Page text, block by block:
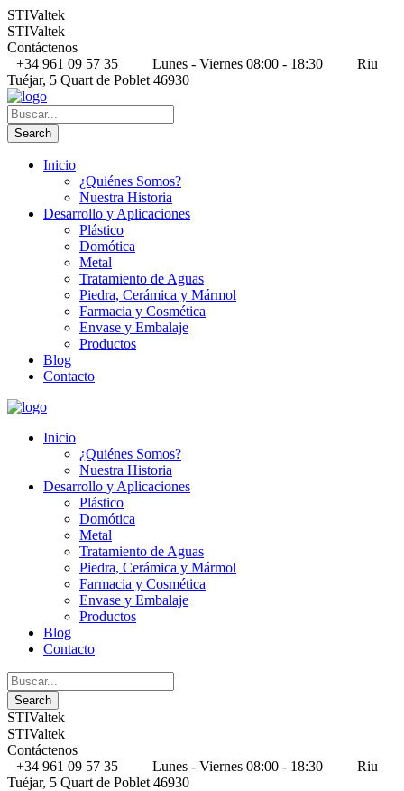
STIValtek
STIValtek
Contáctenos
+34 961 09 57 35
Lunes - Viernes 08:00 - 18:30
Riu
Tuéjar, 5 Quart de Poblet 46930
Inicio
¿Quiénes Somos?
Nuestra Historia
Desarrollo y Aplicaciones
Plástico
Domótica
Metal
Tratamiento de Aguas
Piedra, Cerámica y Mármol
Farmacia y Cosmética
Envase y Embalaje
Productos
Blog
Contacto
Inicio
¿Quiénes Somos?
Nuestra Historia
Desarrollo y Aplicaciones
Plástico
Domótica
Metal
Tratamiento de Aguas
Piedra, Cerámica y Mármol
Farmacia y Cosmética
Envase y Embalaje
Productos
Blog
Contacto
STIValtek
STIValtek
Contáctenos
+34 961 09 57 35
Lunes - Viernes 08:00 - 18:30
Riu
Tuéjar, 5 Quart de Poblet 46930